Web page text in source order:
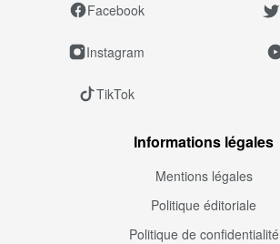
Facebook
Instagram
TikTok
Informations légales
Mentions légales
Politique éditoriale
Politique de confidentialité